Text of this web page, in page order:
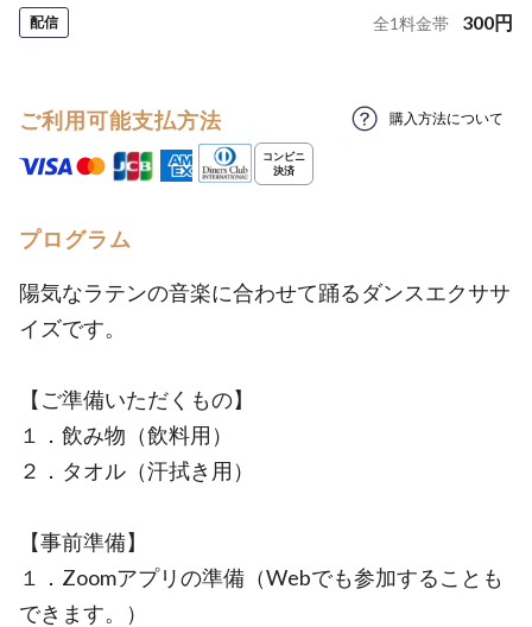
配信 全1料金帯 300円
ご利用可能支払方法 購入方法について
プログラム
陽気なラテンの音楽に合わせて踊るダンスエクササ
イズです。
【ご準備いただくもの】
１．飲み物（飲料用）
２．タオル（汗拭き用）
【事前準備】
１．Zoomアプリの準備（Webでも参加することも
できます。）